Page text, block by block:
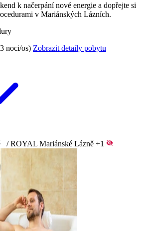
k načerpání nové energie a dopřejte si
v Mariánských Lázních.
noci/os) Zobrazit detaily pobytu
/ ROYAL Mariánské Lázně +1